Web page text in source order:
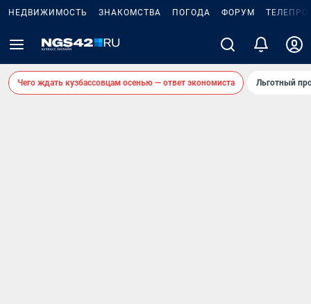
НЕДВИЖИМОСТЬ ЗНАКОМСТВА ПОГОДА ФОРУМ
Чего ждать кузбассовцам осенью — ответ экономиста Льготный